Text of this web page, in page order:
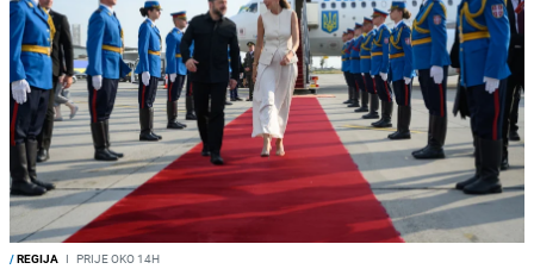
/REGIJA I PRIJE OKO 14H